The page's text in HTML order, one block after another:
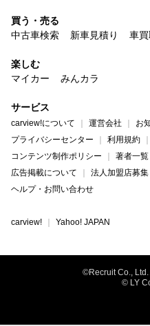
買う・売る
中古車検索
新車見積り 車買
楽しむ
マイカー
みんカラ
サービス
carview!について 運営会社 お
プライバシーセンター
利用規約
コンテンツ制作ポリシー
著者一覧
広告掲載について
法人加盟店募集
ヘルプ・お問い合わせ
carview! Yahoo! JAPAN
©Recruit Co.,
© LY